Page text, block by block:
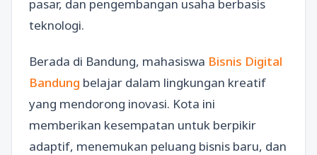
pasar, dan pengembangan usaha berbasis
teknologi.
Berada di Bandung, mahasiswa Bisnis Digital
Bandung belajar dalam lingkungan kreatif
yang mendorong inovasi. Kota ini
memberikan kesempatan untuk berpikir
adaptif, menemukan peluang bisnis baru, dan